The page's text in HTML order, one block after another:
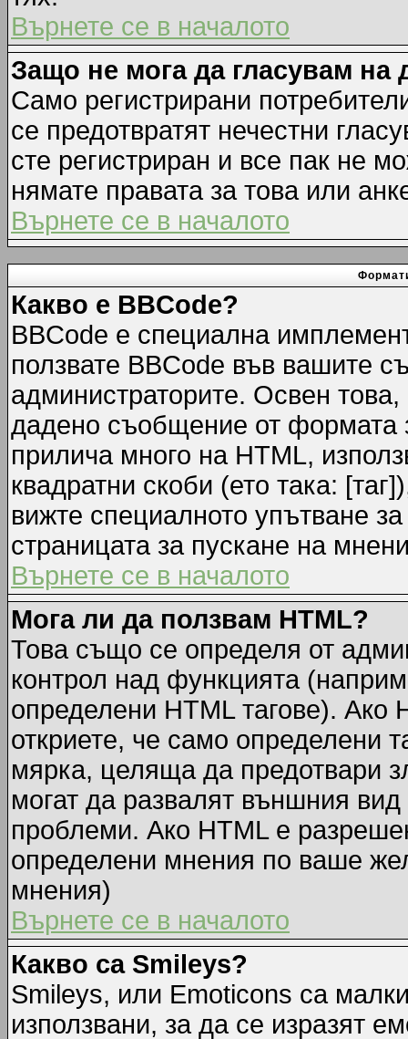
Върнете се в началото
Защо не мога да гласувам на
Само регистрирани
се предотвратят нечестни
сте регистриран и все пак не
нямате правата за това или
Върнете се в началото
Какво е BBCode?
BBCode е специална
ползвате BBCode във вашите
администраторите. Освен
дадено съобщение от формата
прилича много на HTML,
квадратни скоби (ето така:
вижте специалното упътване
страницата за пускане на
Върнете се в началото
Мога ли да ползвам HTML?
Това също се определя от
контрол над функцията
определени HTML тагове).
откриете, че само определени
мярка, целяща да предотвари
могат да развалят външния
проблеми. Ако HTML е
определени мнения по ваше
мнения)
Върнете се в началото
Какво са Smileys?
Smileys, или Emoticons са
използвани, за да се изразят